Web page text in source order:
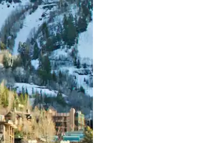
abajo, o bien tocando y deslizando la pantalla.